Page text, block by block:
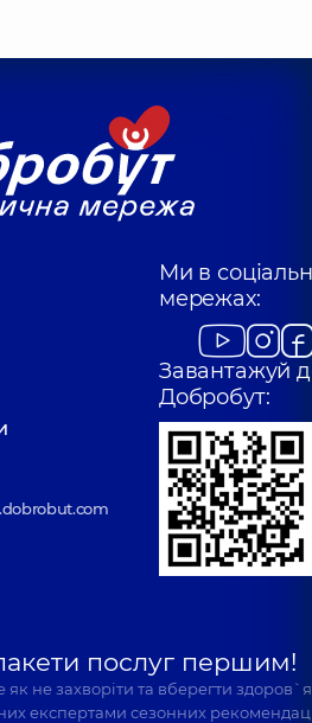
Ми в
мережах:
Завантажуй
Добробут:
послуг першим!
не захворіти та вберегти
експертами сезонних